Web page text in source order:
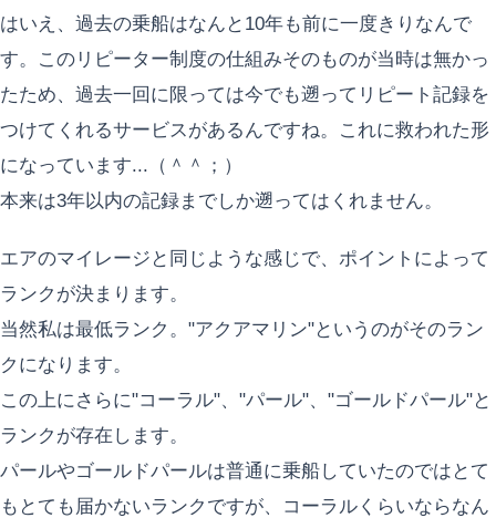
はいえ、過去の乗船はなんと10年も前に一度きりなんで
す。このリピーター制度の仕組みそのものが当時は無かっ
たため、過去一回に限っては今でも遡ってリピート記録を
つけてくれるサービスがあるんですね。これに救われた形
になっています...（＾＾；）
本来は3年以内の記録までしか遡ってはくれません。
エアのマイレージと同じような感じで、ポイントによって
ランクが決まります。
当然私は最低ランク。"アクアマリン"というのがそのラン
クになります。
この上にさらに"コーラル"、"パール"、"ゴールドパール"と
ランクが存在します。
パールやゴールドパールは普通に乗船していたのではとて
もとても届かないランクですが、コーラルくらいならなん